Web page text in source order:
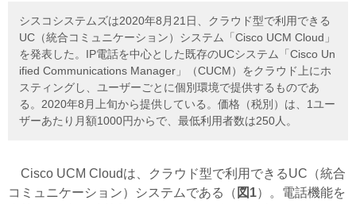
シスコシステムズは2020年8月21日、クラウド型で利用できる
UC（統合コミュニケーション）システム「Cisco UCM Cloud」
を発表した。IP電話を中心とした既存のUCシステム「Cisco Un
ified Communications Manager」（CUCM）をクラウド上にホ
スティングし、ユーザーごとに個別環境で提供するものであ
る。2020年8月上旬から提供している。価格（税別）は、1ユー
ザーあたり月額1000円からで、最低利用者数は250人。
Cisco UCM Cloudは、クラウド型で利用できるUC（統合
コミュニケーション）システムである（ 図1）。電話機能を